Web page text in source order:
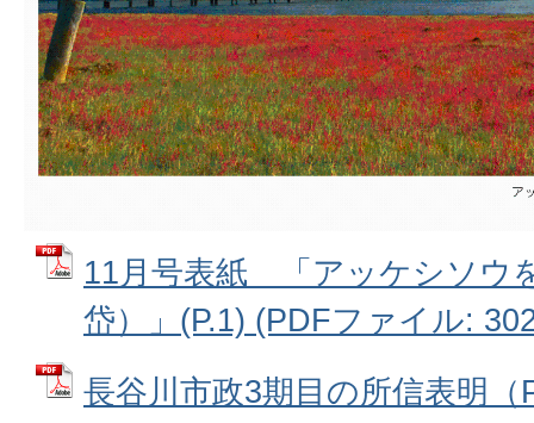
11月号表紙 「アッケシソウ
岱）」(P.1) (PDFファイル:
長谷川市政3期目の所信表明（